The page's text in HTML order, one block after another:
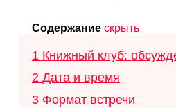
Содержание скрыть
1 Книжный клуб:
2 Дата и время
3 Формат встречи